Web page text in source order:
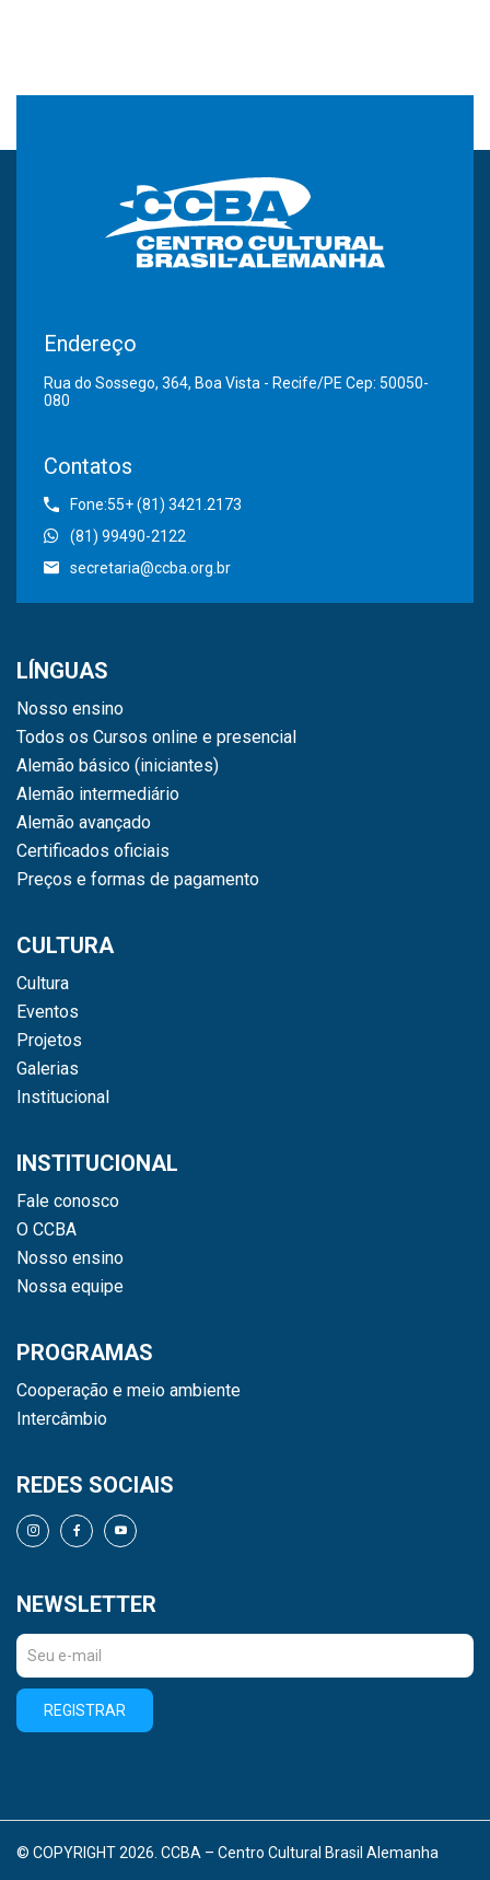
Endereço
Rua do Sossego, 364, Boa Vista - Recife/PE Cep: 50050-
080
Contatos
Fone:55+ (81) 3421.2173
(81) 99490-2122
secretaria@ccba.org.br
LÍNGUAS
Nosso ensino
Todos os Cursos online e presencial
Alemão básico (iniciantes)
Alemão intermediário
Alemão avançado
Certificados oficiais
Preços e formas de pagamento
CULTURA
Cultura
Eventos
Projetos
Galerias
Institucional
INSTITUCIONAL
Fale conosco
O CCBA
Nosso ensino
Nossa equipe
PROGRAMAS
Cooperação e meio ambiente
Intercâmbio
REDES SOCIAIS
NEWSLETTER
REGISTRAR
© COPYRIGHT 2026. CCBA – Centro Cultural Brasil Alemanha